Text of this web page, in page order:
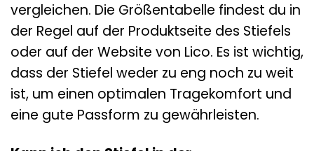
vergleichen. Die Größentabelle findest du in
der Regel auf der Produktseite des Stiefels
oder auf der Website von Lico. Es ist wichtig,
dass der Stiefel weder zu eng noch zu weit
ist, um einen optimalen Tragekomfort und
eine gute Passform zu gewährleisten.